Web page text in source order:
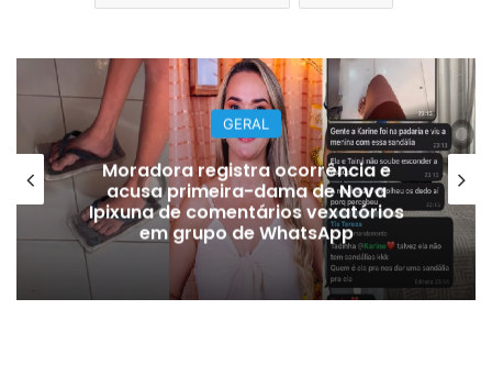
ocorrência e
dama de Nova
vexatórios
WhatsApp
GERAL
Jacaré é flagrado
avenida